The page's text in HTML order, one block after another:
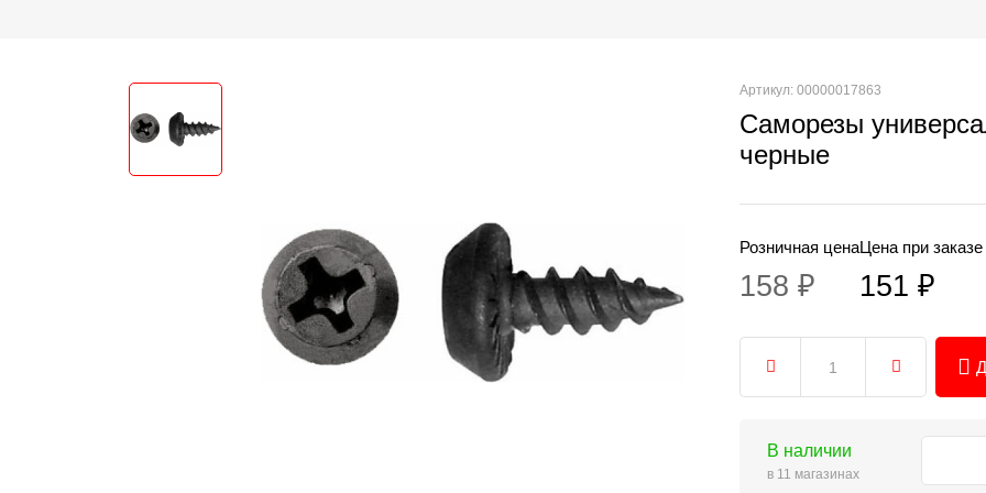
Артикул: 00000017863
Саморезы
черные
Розничная цена
158 ₽
Цена при
151 ₽
В наличии
в 11 магазинах